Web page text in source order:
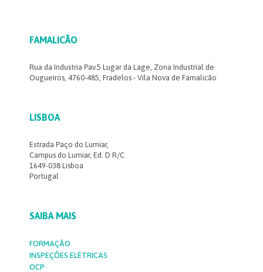
FAMALICÃO
Rua da Industria Pav.5 Lugar da Lage, Zona Industrial de
Ougueiros, 4760-485, Fradelos - Vila Nova de Famalicão
LISBOA
Estrada Paço do Lumiar,
Campus do Lumiar, Ed. D R/C
1649-038 Lisboa
Portugal
SAIBA MAIS
FORMAÇÃO
INSPEÇÕES ELÉTRICAS
OCP